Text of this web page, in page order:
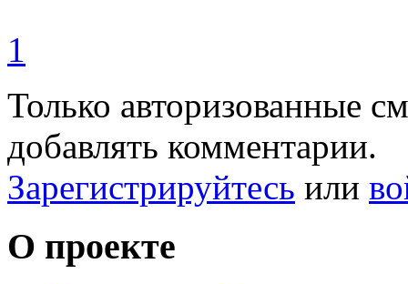
1
Только авторизованные
добавлять комментарии.
Зарегистрируйтесь или
О проекте